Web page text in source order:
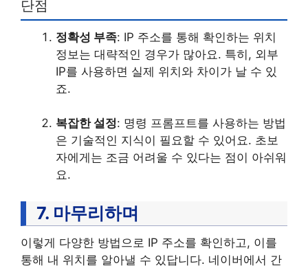
단점
정확성 부족: IP 주소를 통해 확인하는 위치
정보는 대략적인 경우가 많아요. 특히, 외부
IP를 사용하면 실제 위치와 차이가 날 수 있
죠.
복잡한 설정: 명령 프롬프트를 사용하는 방법
은 기술적인 지식이 필요할 수 있어요. 초보
자에게는 조금 어려울 수 있다는 점이 아쉬워
요.
7. 마무리하며
이렇게 다양한 방법으로 IP 주소를 확인하고, 이를
통해 내 위치를 알아낼 수 있답니다. 네이버에서 간